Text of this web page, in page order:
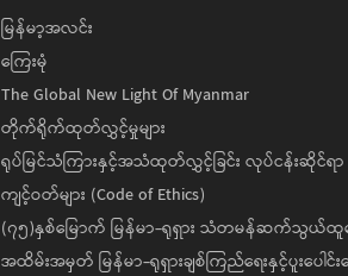
မြန်မာ့အလင်း
ကြေးမုံ
The Global New Light Of Myanmar
တိုက်ရိုက်ထုတ်လွှင့်မှုများ
ရုပ်မြင်သံကြားနှင့်အသံထုတ်လွှင့်ခြင်း လုပ်ငန်းဆိုင်
ကျင့်ဝတ်များ (Code of Ethics)
(၇၅)နှစ်မြောက် မြန်မာ-ရုရှား သံတမန်ဆက်သွယ်ထူ
အထိမ်းအမှတ် မြန်မာ-ရုရှားချစ်ကြည်ရေးနှင့်ပူးပေါ